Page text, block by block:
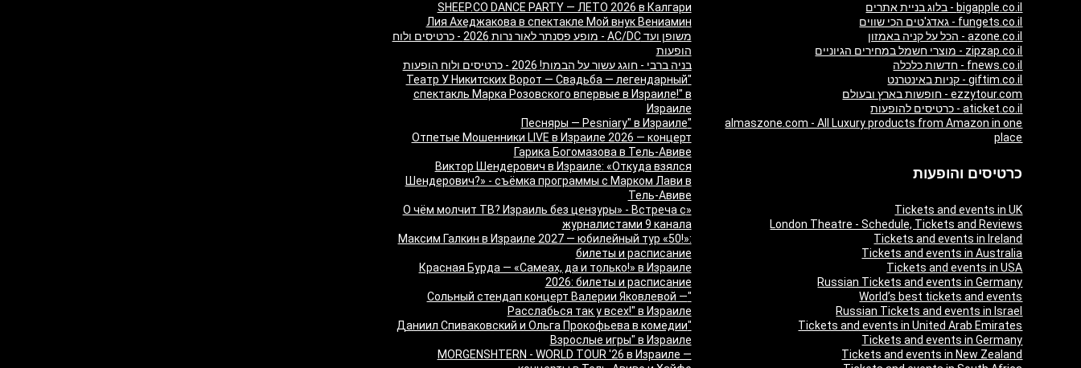
bigapple.co.il - בלוג בניית אתרים
fungets.co.il - גאדג'טים הכי שווים
azone.co.il - הכל על קניה באמזון
zipzap.co.il - מוצרי חשמל במחירים הגיוניים
fnews.co.il - חדשות כלכלה
giftim.co.il - קניות באינטרנט
ezzytour.com - חופשות בארץ ובעולם
aticket.co.il - כרטיסים להופעות
almaszone.com - All Luxury products from Amazon in one
place
כרטיסים והופעות
Tickets and events in UK
London Theatre - Schedule, Tickets and Reviews
Tickets and events in Ireland
Tickets and events in Australia
Tickets and events in USA
Russian Tickets and events in Germany
World’s best tickets and events
Russian Tickets and events in Israel
Tickets and events in United Arab Emirates
Tickets and events in Germany
Tickets and events in New Zealand
SHEEP.CO DANCE PARTY — ЛЕТО 2026 в Калгари
Лия Ахеджакова в спектакле Мой внук Вениамин
משופן ועד AC/DC - מופע פסנתר לאור נרות 2026 - כרטיסים ולוח
הופעות
בניה ברבי - חוגג עשור על הבמות! 2026 - כרטיסים ולוח הופעות
"Театр У Никитских Ворот — Свадьба — легендарный
спектакль Марка Розовского впервые в Израиле!" в
Израиле
"Песняры — Pesniary" в Израиле
Отпетые Мошенники LIVE в Израиле 2026 — концерт
Гарика Богомазова в Тель-Авиве
Виктор Шендерович в Израиле: «Откуда взялся
Шендерович?» - съёмка программы с Марком Лави в
Тель-Авиве
«О чём молчит ТВ? Израиль без цензуры» - Встреча с
журналистами 9 канала
Максим Галкин в Израиле 2027 — юбилейный тур «50!»:
билеты и расписание
Красная Бурда — «Самеах, да и только!» в Израиле
2026: билеты и расписание
"Сольный стендап концерт Валерии Яковлевой —
Расслабься так у всех!" в Израиле
"Даниил Спиваковский и Ольга Прокофьева в комедии
Взрослые игры" в Израиле
MORGENSHTERN - WORLD TOUR '26 в Израиле —